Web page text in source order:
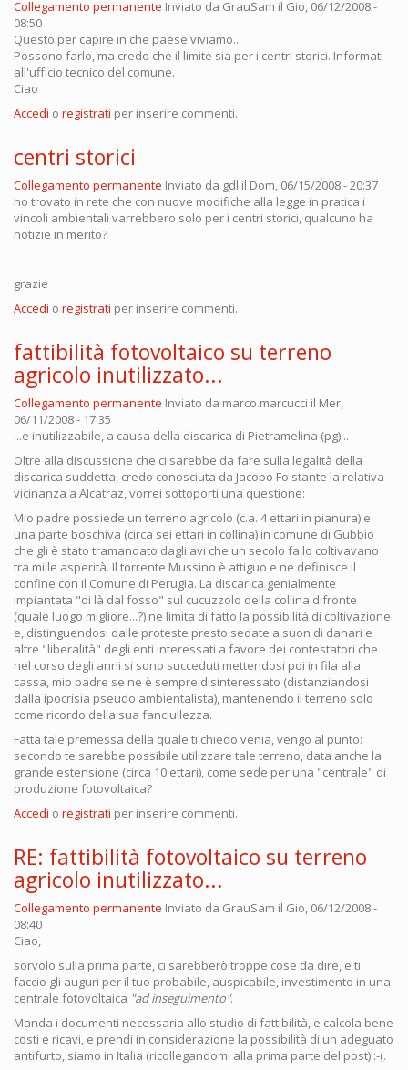
Collegamento permanente Inviato da GrauSam il Gio, 06/12/2008 -
08:50
Questo per capire in che paese viviamo...
Possono farlo, ma credo che il limite sia per i centri storici. Informati
all'ufficio tecnico del comune.
Ciao
Accedi o registrati per inserire commenti.
centri storici
Collegamento permanente Inviato da gdl il Dom, 06/15/2008 - 20:37
ho trovato in rete che con nuove modifiche alla legge in pratica i
vincoli ambientali varrebbero solo per i centri storici, qualcuno ha
notizie in merito?
grazie
Accedi o registrati per inserire commenti.
fattibilità fotovoltaico su terreno
agricolo inutilizzato...
Collegamento permanente Inviato da marco.marcucci il Mer,
06/11/2008 - 17:35
...e inutilizzabile, a causa della discarica di Pietramelina (pg)...
Oltre alla discussione che ci sarebbe da fare sulla legalità della
discarica suddetta, credo conosciuta da Jacopo Fo stante la relativa
vicinanza a Alcatraz, vorrei sottoporti una questione:
Mio padre possiede un terreno agricolo (c.a. 4 ettari in pianura) e
una parte boschiva (circa sei ettari in collina) in comune di Gubbio
che gli è stato tramandato dagli avi che un secolo fa lo coltivavano
tra mille asperità. Il torrente Mussino è attiguo e ne definisce il
confine con il Comune di Perugia. La discarica genialmente
impiantata "di là dal fosso" sul cucuzzolo della collina difronte
(quale luogo migliore...?) ne limita di fatto la possibilità di coltivazione
e, distinguendosi dalle proteste presto sedate a suon di danari e
altre "liberalità" degli enti interessati a favore dei contestatori che
nel corso degli anni si sono succeduti mettendosi poi in fila alla
cassa, mio padre se ne è sempre disinteressato (distanziandosi
dalla ipocrisia pseudo ambientalista), mantenendo il terreno solo
come ricordo della sua fanciullezza.
Fatta tale premessa della quale ti chiedo venia, vengo al punto:
secondo te sarebbe possibile utilizzare tale terreno, data anche la
grande estensione (circa 10 ettari), come sede per una "centrale" di
produzione fotovoltaica?
Accedi o registrati per inserire commenti.
RE: fattibilità fotovoltaico su terreno
agricolo inutilizzato...
Collegamento permanente Inviato da GrauSam il Gio, 06/12/2008 -
08:40
Ciao,
sorvolo sulla prima parte, ci sarebberò troppe cose da dire, e ti
faccio gli auguri per il tuo probabile, auspicabile, investimento in una
centrale fotovoltaica "ad inseguimento".
Manda i documenti necessaria allo studio di fattibilità, e calcola bene
costi e ricavi, e prendi in considerazione la possibilità di un adeguato
antifurto, siamo in Italia (ricollegandomi alla prima parte del post) :-(.